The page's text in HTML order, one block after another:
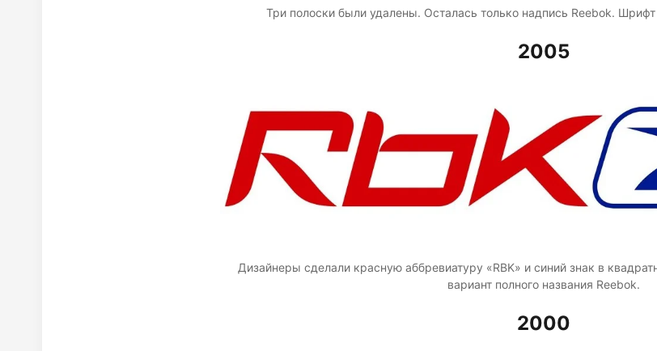
Три полоски были удалены. Осталась только надпись Reebok.
2005
Дизайнеры сделали красную аббревиатуру «RBK» и синий знак в
вариант полного названия Reebok.
2000